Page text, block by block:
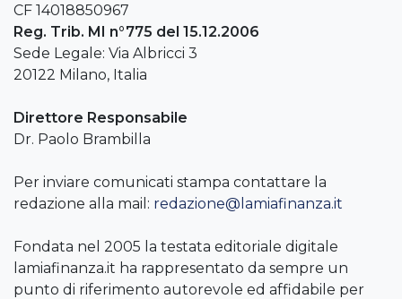
CF 14018850967
Reg. Trib. MI n°775 del 15.12.2006
Sede Legale: Via Albricci 3
20122 Milano, Italia
Direttore Responsabile
Dr. Paolo Brambilla
Per inviare comunicati stampa contattare la
redazione alla mail: redazione@lamiafinanza.it
Fondata nel 2005 la testata editoriale digitale
lamiafinanza.it ha rappresentato da sempre un
punto di riferimento autorevole ed affidabile per